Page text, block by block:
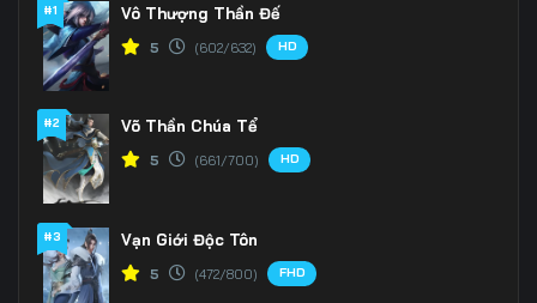
#1 Vô Thượng Thần Đế
5 (602/632) HD
#2 Võ Thần Chúa Tể
5 (661/700) HD
#3 Vạn Giới Độc Tôn
5 (472/800) FHD